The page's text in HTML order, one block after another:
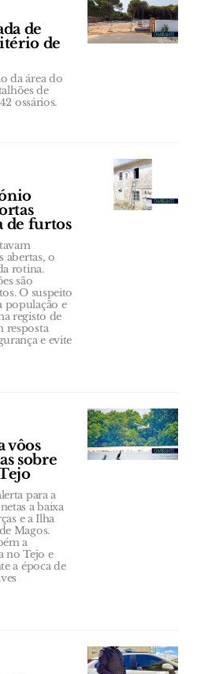
de
de
da área do
de
ossários.
de furtos
abertas, o
rotina.
são
O suspeito
população e
registo de
resposta
e evite
vôos
sobre
para a
a baixa
e a Ilha
Magos.
a
no Tejo e
a época de